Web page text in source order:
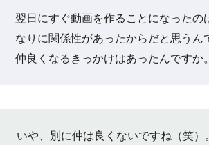
翌日にすぐ動画を作ることになったの
なりに関係性があったからだと思うん
仲良くなるきっかけはあったんですか。
いや、別に仲は良くないですね（笑）